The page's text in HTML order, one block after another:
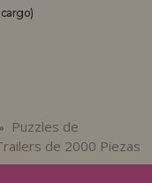
Puzzles de
de 2000 Piezas